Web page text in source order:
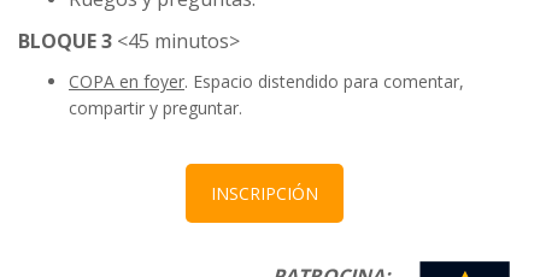
BLOQUE 3 <45 minutos>
COPA en foyer. Espacio distendido para comentar,
compartir y preguntar.
INSCRIPCIÓN